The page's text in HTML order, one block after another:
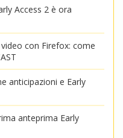
Access 2 è ora
con Firefox: come
anticipazioni e Early
anteprima Early